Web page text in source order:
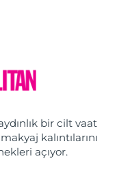
bir cilt vaat
kalıntılarını
açıyor.